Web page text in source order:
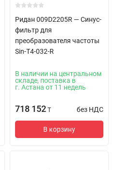
Ридан 009D2205R — Синус-
фильтр для
преобразователя частоты
Sin-T4-032-R
В наличии на центральном
складе, поставка в
г. Астана от 11 недель
718 152 T без НДС
В корзину